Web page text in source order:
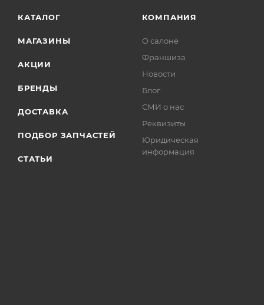
КАТАЛОГ
МАГАЗИНЫ
АКЦИИ
БРЕНДЫ
ДОСТАВКА
ПОДБОР ЗАПЧАСТЕЙ
СТАТЬИ
КОМПАНИЯ
О салоне
Франшиза
Новости
Блог
СМИ о нас
Реквизиты
Юридическая
информация